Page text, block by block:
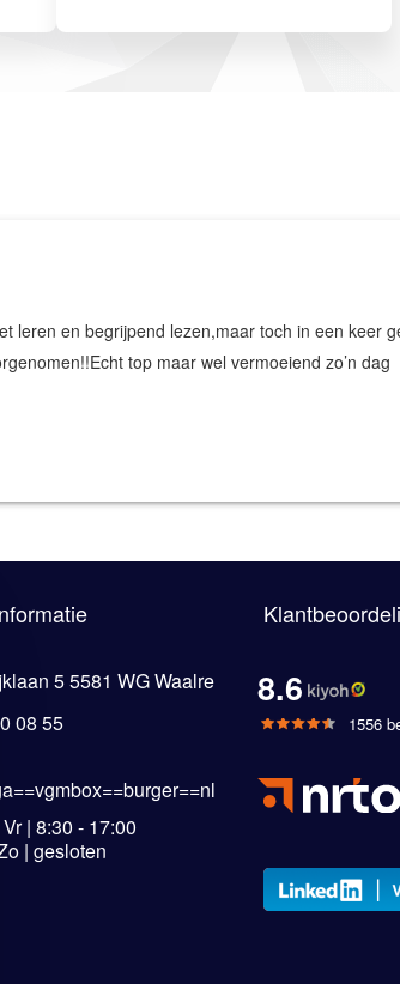
leren en begrijpend lezen,maar toch in een keer
top maar wel vermoeiend zo’n dag
5 5581 WG Waalre
08 55
| 8:30 - 17:00
| gesloten
8.6
1556